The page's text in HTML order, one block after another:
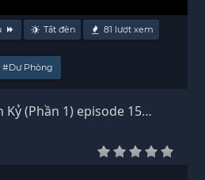
Tắt đèn 81 lượt xem
#Dự Phòng
Kỷ (Phần 1) episode 15